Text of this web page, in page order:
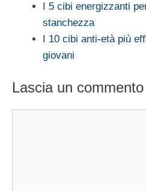
I 5 cibi energizzanti
stanchezza
I 10 cibi anti-età più
giovani
Lascia un commento